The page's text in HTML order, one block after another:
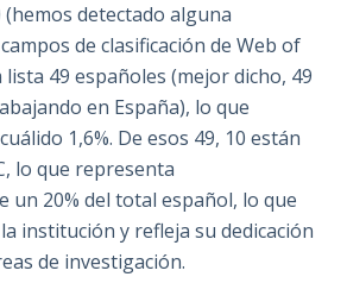
(hemos detectado alguna
de clasificación de Web of
lista 49 españoles (mejor dicho, 49
en España), lo que
1,6%. De esos 49, 10 están
lo que representa
un 20% del total español, lo que
institución y refleja su dedicación
de investigación.